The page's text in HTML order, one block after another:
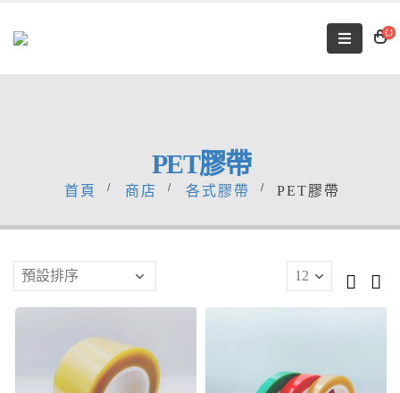
PET膠帶
首頁 商店 各式膠帶 PET膠帶